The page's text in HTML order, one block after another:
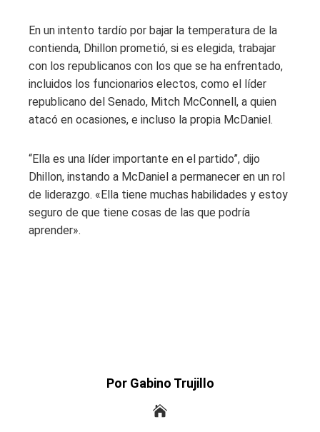
En un intento tardío por bajar la temperatura de la
contienda, Dhillon prometió, si es elegida, trabajar
con los republicanos con los que se ha enfrentado,
incluidos los funcionarios electos, como el líder
republicano del Senado, Mitch McConnell, a quien
atacó en ocasiones, e incluso la propia McDaniel.
“Ella es una líder importante en el partido”, dijo
Dhillon, instando a McDaniel a permanecer en un rol
de liderazgo. «Ella tiene muchas habilidades y estoy
seguro de que tiene cosas de las que podría
aprender».
Por Gabino Trujillo